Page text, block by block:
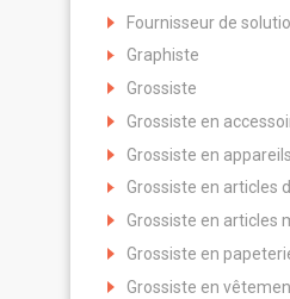
Fournisseur de
Graphiste
Grossiste
Grossiste en
Grossiste en
Grossiste en articles
Grossiste en articles
Grossiste en
Grossiste en